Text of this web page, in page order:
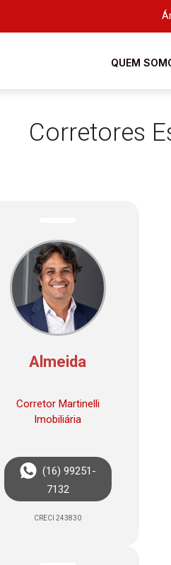
QUEM
Corretores
Almeida
Corretor Martinelli
Imobiliária
(16) 99251-
7132
CRECI 243830